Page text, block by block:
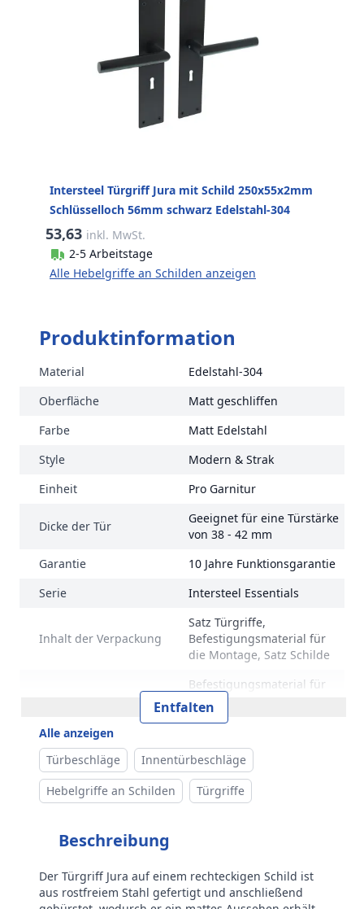
Intersteel Türgriff Jura mit Schild 250x55x2mm
Schlüsselloch 56mm schwarz Edelstahl-304
53,63 inkl. MwSt.
2-5 Arbeitstage
Alle Hebelgriffe an Schilden anzeigen
Produktinformation
Material
Edelstahl-304
Oberfläche
Matt geschliffen
Farbe
Matt Edelstahl
Style
Modern & Strak
Einheit
Pro Garnitur
Dicke der Tür
Geeignet für eine Türstärke
von 38 - 42 mm
Garantie
10 Jahre Funktionsgarantie
Serie
Intersteel Essentials
Inhalt der Verpackung
Satz Türgriffe,
Befestigungsmaterial für
die Montage, Satz Schilde
Inhalt der Verpackung
Befestigungsmaterial für
die Montage, Schildeset,
Türgriffset
Marke
Intersteel
Entfalten
Alle anzeigen
Türbeschläge
Innentürbeschläge
Hebelgriffe an Schilden
Türgriffe
Beschreibung
Der Türgriff Jura auf einem rechteckigen Schild ist
aus rostfreiem Stahl gefertigt und anschließend